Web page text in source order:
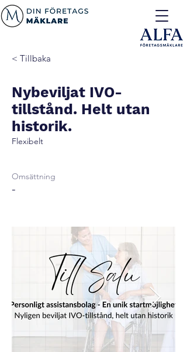
< Tillbaka
Nybeviljat IVO-
tillstånd. Helt utan
historik.
Flexibelt
Omsättning
-